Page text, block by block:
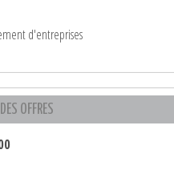
d'entreprises
OFFRES